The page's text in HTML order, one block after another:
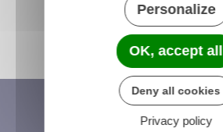
Personalize
OK, accept all
Deny all cookies
Privacy policy